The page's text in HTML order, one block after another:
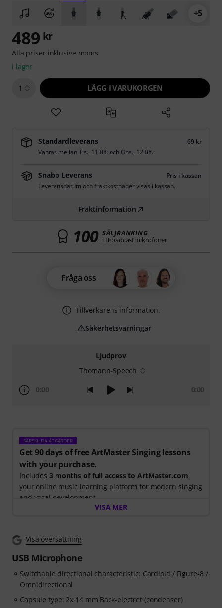
+5
Ljudprov
Thomann-Speech
0:00 0:00
SÄRSKILDA ÅTGÄRDER
Get 90 days of free ArtMaster Singing lessons
with your purchase.
Includes3 months of full access to ArtMaster.com,
your online music learning platform for modern singing
and vocal development.
days voucher code giving you full access to our
premium
Singing for Beginners
Stevvi Alexander, who has worked with artists
includingBarbra Streisand, Justin Timberlake and
Britney Spears.
VISA MER
Visa översättning
USB Microphone
Switchable directional characteristic: Cardioid / Figure-8 /
Omnidirectional
Capsule type: 2x 14 mm Back-electret (condenser)
489 kr
Alla priser inklusive moms
i lager
1 LÄGG I VARUKORGEN
Standardleverans
69 kr
Väntas mellanTis., 11.08. och Ons., 12.08..
Snabb Leverans
Pris i kassan
Leveransdatum och fraktkostnader visas i kassan.
Fraktinformation
100 SÄLJRANKING
i Broadcastmikrofoner
Fråga oss
Tillverkarens information.
Säkerhetsvarningar